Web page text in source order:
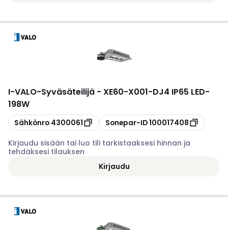
I-VALO-Syväsäteilijä - XE60-X001-DJ4 IP65 LED-
198W
Kopioi
Sähkönro 4300061 Kopioi
Sonepar-ID100017408
Kirjaudu sisään tai luo tili tarkistaaksesi hinnan ja
tehdäksesi tilauksen
Kirjaudu